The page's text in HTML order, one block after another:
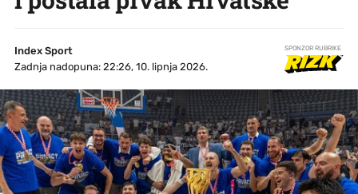
Index Sport
Zadnja nadopuna: 22:26, 10. lipnja 2026.
SPONZOR RUBRIKE